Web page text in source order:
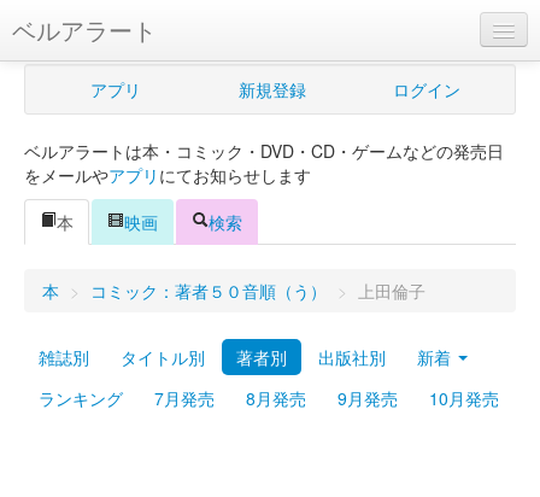
ベルアラート
ベルアラートとは
新規登録
ログイン
Myシェルフ
プレミアム
アプリ 新規登録 ログイン
ベルアラートは本・コミック・DVD・CD・ゲームなどの発売日
をメールやアプリ にてお知らせします
本
映画 検索
本 > コミック：著者５０音順（う） > 上田倫子
雑誌別 タイトル別 著者別 出版社別
新着
ランキング
7月発売 8月発売 9月発売 10月発売